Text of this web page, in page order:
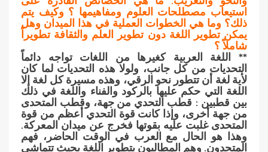
استيعاب مصطلحات العلوم ومفاهيمها ؟ وكيف يتم
ذلك؟ وما هي الخطوات العملية في هذا الميدان وهل
يمكن تطوير اللغة دون تطوير العلم والثقافة تطويراً
شاملاً ؟
** اللغة العربية كغيرها من اللغات تواجه دائماً
التحديات من كل جانب، ولولا هذه التحديات لما كان
لأية لغة أن تتطور نحو الرقي، وهذه مسيرة كل لغة إلا
اللغة التي حكم عليها بالركود والفناء واللغة في ذلك
بين قطبين : قطب التحدي من جهة، وقطب المتحدى
من جهة أخرى، وإذا كانت قوة التحدي أعظم من قوة
المتحدى غلبت عليه بقوتها فخرج عن ميدان المعركة.
وهذا هو الحال مع العرب في الوقت الحاضر، فهم
المتحدون. وهم المطالبون بتطوير اللغة بحيث تتماشى